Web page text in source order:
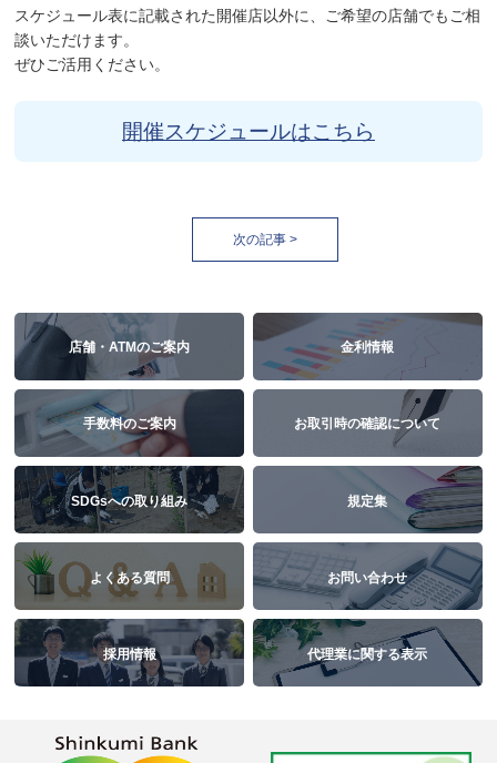
スケジュール表に記載された開催店以外に、ご希望の店舗でもご相
談いただけます。
ぜひご活用ください。
開催スケジュールはこちら
次の記事 >
店舗・ATMのご案内 金利情報
手数料のご案内 お取引時の確認について
SDGsへの取り組み 規定集
よくある質問 お問い合わせ
採用情報 代理業に関する表示